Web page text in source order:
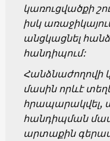
կառուցվածքի
իսկ
անցկացնել
հանդիպում:
Հանձնաժողովի
մասին որևէ
հրապարակվել,
հանդիպման
արտաքին